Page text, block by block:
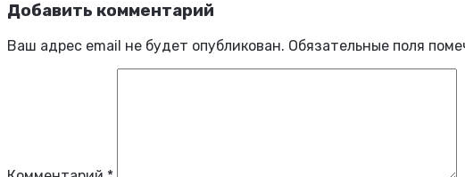
Добавить комментарий
Ваш адрес email не будет опубликован. Обязательные поля